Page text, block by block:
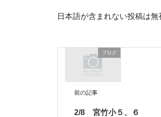
日本語が含まれない投稿は
ブログ
前の記事
2/8 宮竹小５、６